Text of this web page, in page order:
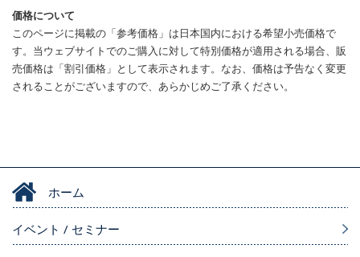
価格について
このページに掲載の「参考価格」は日本国内における希望小売価格で
す。当ウェブサイトでのご購入に対して特別価格が適用される場合、販
売価格は「割引価格」として表示されます。なお、価格は予告なく変更
されることがございますので、あらかじめご了承ください。
ホーム
イベント / セミナー